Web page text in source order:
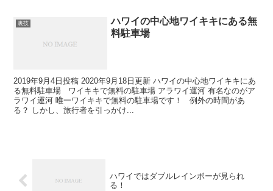
裏技
ハワイの中心地ワイキキにある無
料駐車場
2019年9月4日投稿 2020年9月18日更新 ハワイの中心地ワイキキにあ
る無料駐車場 ワイキキで無料の駐車場 アラワイ運河 有名なのがア
ラワイ運河 唯一ワイキキで無料の駐車場です！ 例外の時間があ
る？ しかし、旅行者を引っかけ...
ハワイではダブルレインボーが見られ
る！